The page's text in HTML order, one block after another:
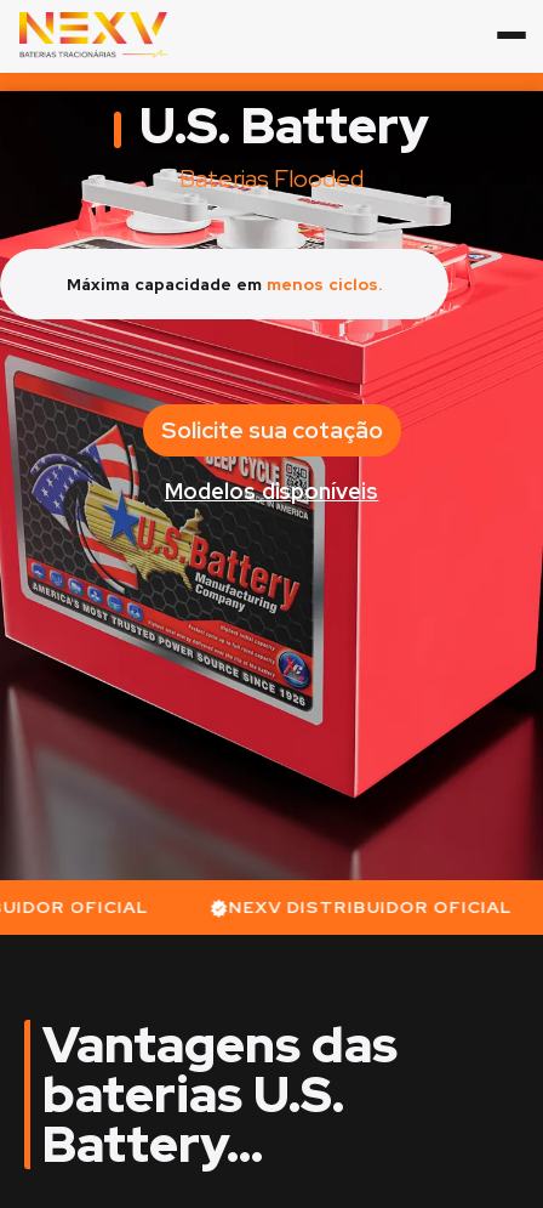
U.S. Battery
Baterias Flooded
Máxima capacidade em menos ciclos.
Solicite sua cotação
Modelos disponíveis
OFICIAL NEXV DISTRIBUIDOR OFICIAL
Vantagens das
baterias U.S.
Battery...